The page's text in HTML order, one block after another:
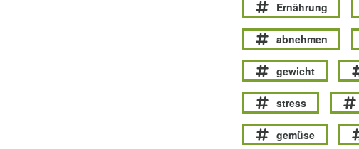
Ernährung
abnehmen
gewicht
stress
gemüse